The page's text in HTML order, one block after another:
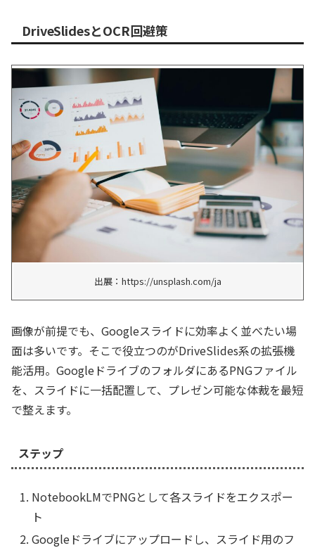
DriveSlidesとOCR回避策
出展：https://unsplash.com/ja
画像が前提でも、Googleスライドに効率よく並べたい場
面は多いです。そこで役立つのがDriveSlides系の拡張機
能活用。GoogleドライブのフォルダにあるPNGファイル
を、スライドに一括配置して、プレゼン可能な体裁を最短
で整えます。
ステップ
NotebookLMでPNGとして各スライドをエクスポー
ト
Googleドライブにアップロードし、スライド用のフ